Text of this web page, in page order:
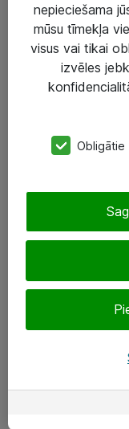
IT serviss un atbalsts
IT infrastruktūra
Darba vietu IT
SIA „ATEA”
+(371) 67 81 90
eShop@atea.lv
Sekojiet mums
nepieciešama
mūsu tīmekļa
visus vai tikai
izvēles
Obligātie